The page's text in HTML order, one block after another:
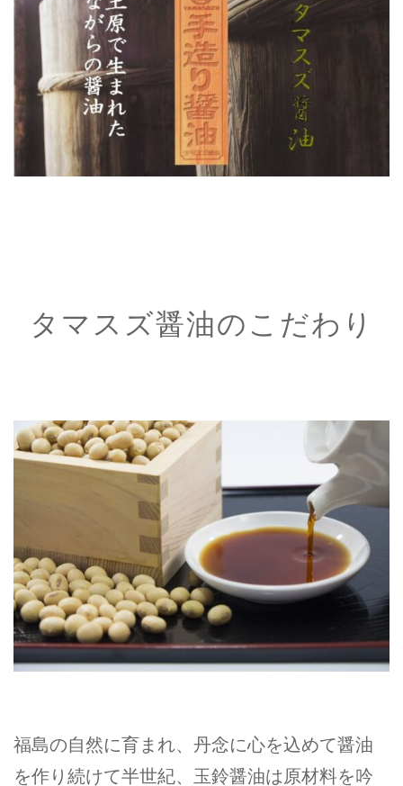
タマスズ醤油のこだわり
福島の自然に育まれ、丹念に心を込めて醤油
を作り続けて半世紀、玉鈴醤油は原材料を吟